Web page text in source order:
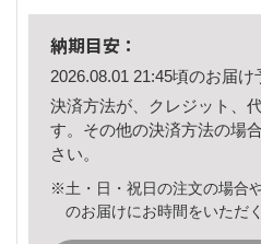
納期目安：
2026.08.01 21:45頃のお届け
決済方法が、クレジット、
す。その他の決済方法の場
さい。
※土・日・祝日の注文の場合
のお届けにお時間をいただ